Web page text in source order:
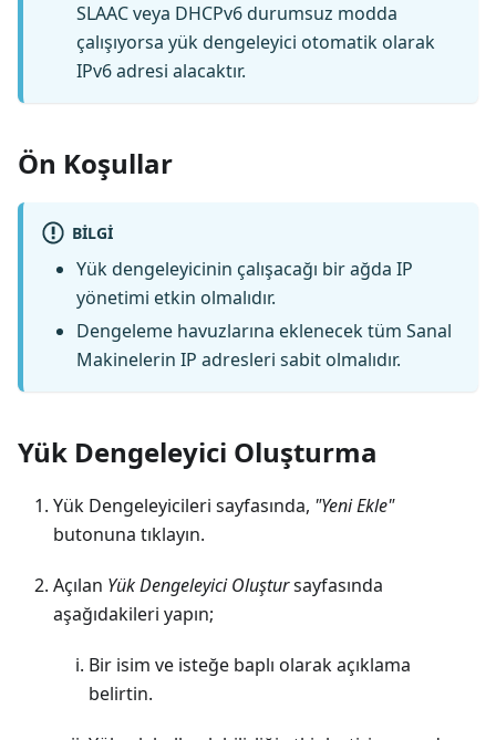
SLAAC veya DHCPv6 durumsuz modda
çalışıyorsa yük dengeleyici otomatik olarak
IPv6 adresi alacaktır.
Ön Koşullar
BILGI
Yük dengeleyicinin çalışacağı bir ağda IP
yönetimi etkin olmalıdır.
Dengeleme havuzlarına eklenecek tüm Sanal
Makinelerin IP adresleri sabit olmalıdır.
Yük Dengeleyici Oluşturma
Yük Dengeleyicileri sayfasında, "Yeni Ekle"
butonuna tıklayın.
Açılan Yük Dengeleyici Oluştursayfasında
aşağıdakileri yapın;
Bir isim ve isteğe baplı olarak açıklama
belirtin.